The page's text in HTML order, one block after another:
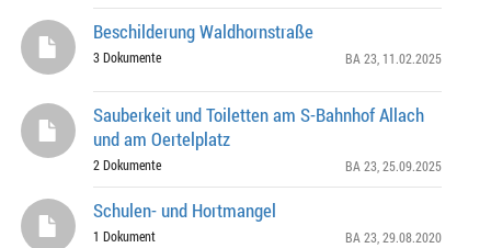
Beschilderung Waldhornstraße
3 Dokumente BA 23 , 11.02.2025
Sauberkeit und Toiletten am S-Bahnhof Allach
und am Oertelplatz
2 Dokumente BA 23 , 25.09.2025
Schulen- und Hortmangel
1 Dokument BA 23 , 29.08.2020